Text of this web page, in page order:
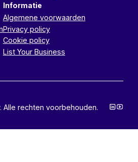
Informatie
Algemene voorwaarden
Privacy policy
Cookie policy
List Your Business
Alle rechten voorbehouden.